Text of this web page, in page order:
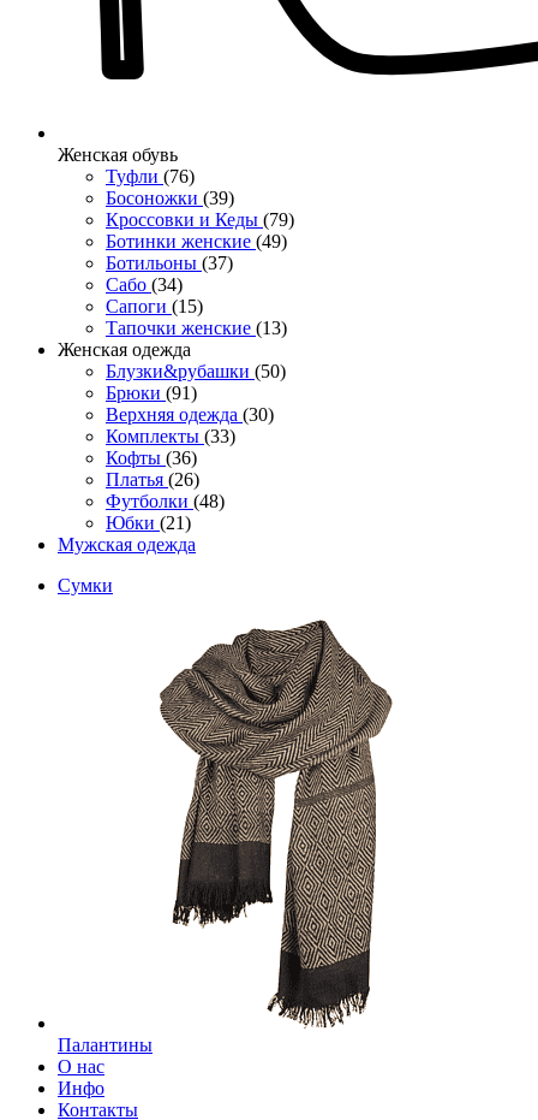
Женcкая обувь
Туфли (76)
Босоножки (39)
Кроссовки и Кеды (79)
Ботинки женские (49)
Ботильоны (37)
Сабо (34)
Сапоги (15)
Тапочки женские (13)
Женская одежда
Блузки&рубашки (50)
Брюки (91)
Верхняя одежда (30)
Комплекты (33)
Кофты (36)
Платья (26)
Футболки (48)
Юбки (21)
Мужская одежда
Сумки
Палантины
О нас
Инфо
Контакты